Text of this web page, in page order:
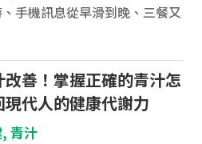
手機訊息從早滑到晚、三餐又
善！掌握正確的青汁怎
代人的健康代謝力
,青汁